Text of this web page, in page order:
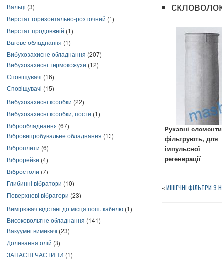
Вальці (3)
Верстат горизонтально-розточний (1)
Верстат продовжній (1)
Вагове обладнання (1)
Вибухозахисне обладнання (207)
Вибухозахисні термокожухи (12)
Сповіщувачі (16)
Сповіщувачі (15)
Вибухозахисні коробки (22)
Вибухозахисні коробки, пости (1)
Віброобладнання (67)
Вібровипробувальне обладнання (13)
Віброплити (6)
Віброрейки (4)
Вібростоли (7)
Глибинні вібратори (10)
Поверхневі вібратори (23)
Вимірювач відстані до місця пош. кабелю (1)
Високовольтне обладнання (141)
Вакуумні вимикачі (23)
Доливання олій (3)
ЗАПАСНІ ЧАСТИНИ (1)
Рукавні
фільтрують, для
імпульсної
регенерації
«МІШЕЧНІ ФІЛЬТРИ З